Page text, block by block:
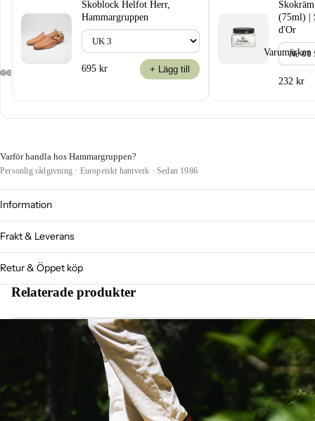
Varumärken
Skoblock Helfot Herr,
Hammargruppen
695 kr + Lägg till
(75ml) |
d'Or
232 kr
Varför handla hos Hammargruppen?
Personlig rådgivning · Europeiskt hantverk · Sedan 1986
Information
Frakt & Leverans
Retur & Öppet köp
Relaterade produkter